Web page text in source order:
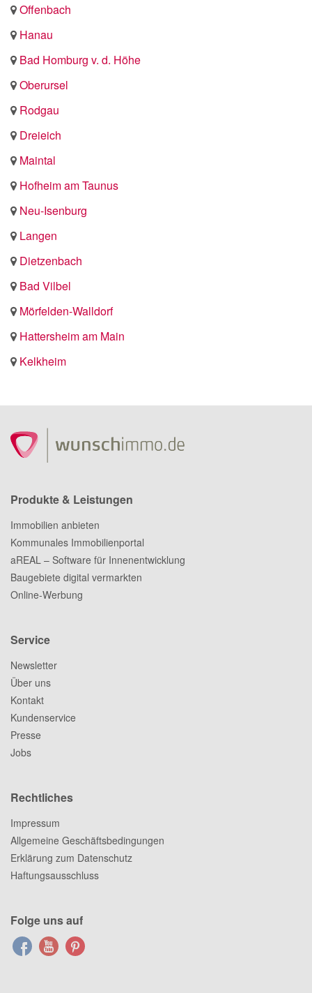
Offenbach
Hanau
Bad Homburg v. d. Höhe
Oberursel
Rodgau
Dreieich
Maintal
Hofheim am Taunus
Neu-Isenburg
Langen
Dietzenbach
Bad Vilbel
Mörfelden-Walldorf
Hattersheim am Main
Kelkheim
Produkte & Leistungen
Immobilien anbieten
Kommunales Immobilienportal
aREAL – Software für Innenentwicklung
Baugebiete digital vermarkten
Online-Werbung
Service
Newsletter
Über uns
Kontakt
Kundenservice
Presse
Jobs
Rechtliches
Impressum
Allgemeine Geschäftsbedingungen
Erklärung zum Datenschutz
Haftungsausschluss
Folge uns auf